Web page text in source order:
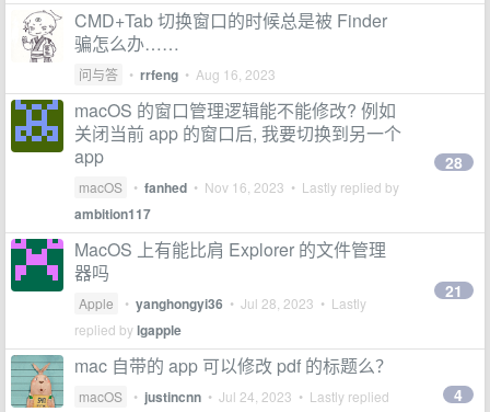
CMD+Tab 切换窗口的时候总是被 Finder
骗怎么办……
问与答 • rrfeng • Aug 16, 2023
macOS 的窗口管理逻辑能不能修改? 例如
关闭当前 app 的窗口后, 我要切换到另一个
app
macOS • fanhed • Nov 16, 2023 • Lastly replied by
ambition117
28
MacOS 上有能比肩 Explorer 的文件管理
器吗
Apple • yanghongyi36 • Jul 28, 2023 • Lastly
replied bylgapple
21
mac 自带的 app 可以修改 pdf 的标题么？
macOS • justincnn • Jul 24, 2023 • Lastly replied
4